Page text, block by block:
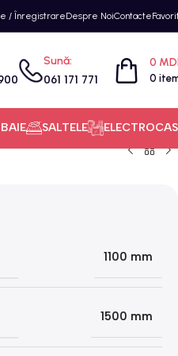
/ ÎnregistrareDespre NoiContacte
Sună:
061 171 771 0
0
SALTELE
1100 mm
1500 mm